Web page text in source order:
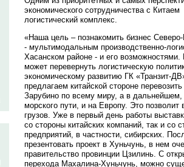
экономического сотрудничества с
логистический комплекс.
«Наша цель – познакомить бизнес
- мультимодальным производственно-
Хасанском районе - и его
может перевернуть логистическую
экономическому развитию ГК
предлагаем китайской стороне
Зарубино по всему миру, а в дальнейшем,
морского пути, и на Европу. Это позволит
грузов. Уже в первый день работы
со стороны китайских компаний, так и со
предприятий, в частности, сибирских.
презентовать проект в Хуньчунь, в нем
правительство провинции Цзилинь. С
перехода Махалина-Хуньчунь, можно